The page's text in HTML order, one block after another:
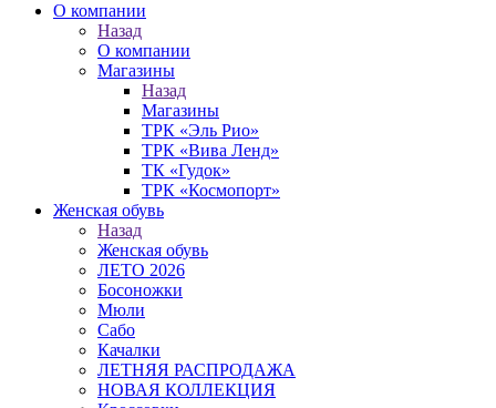
О компании
Назад
О компании
Магазины
Назад
Магазины
ТРК «Эль Рио»
ТРК «Вива Ленд»
ТК «Гудок»
ТРК «Космопорт»
Женская обувь
Назад
Женская обувь
ЛЕТО 2026
Босоножки
Мюли
Сабо
Качалки
ЛЕТНЯЯ РАСПРОДАЖА
НОВАЯ КОЛЛЕКЦИЯ